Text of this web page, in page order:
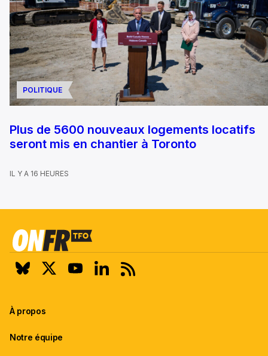
POLITIQUE
Plus de 5600 nouveaux logements locatifs
seront mis en chantier à Toronto
IL Y A 16 HEURES
À propos
Notre équipe